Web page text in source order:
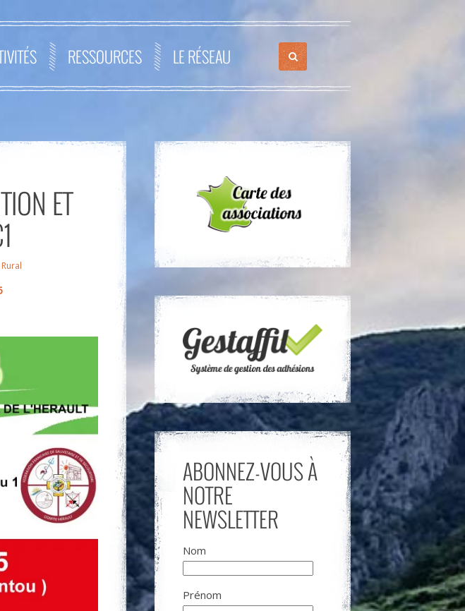
RESSOURCES LE RÉSEAU
ET
ABONNEZ-VOUS À
NOTRE
NEWSLETTER
Nom
Prénom